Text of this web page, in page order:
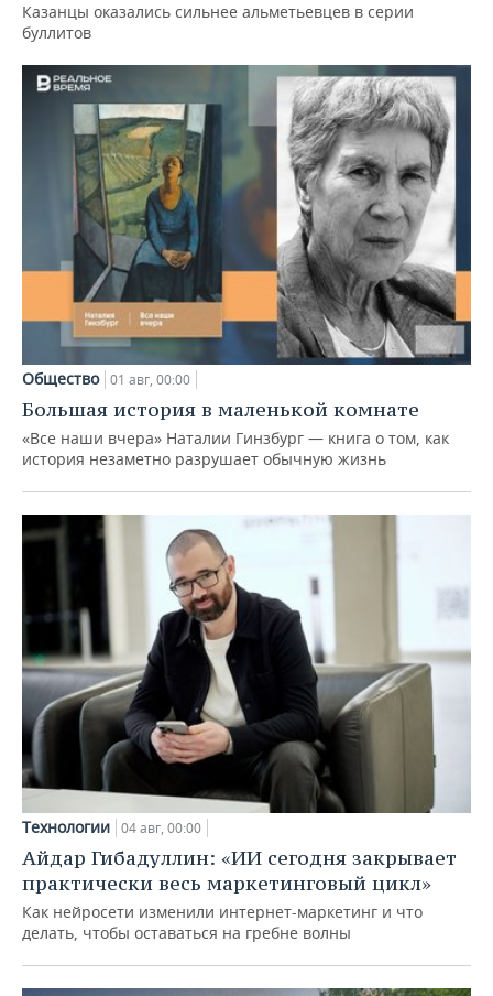
Казанцы оказались сильнее альметьевцев в серии
буллитов
Общество 01 авг, 00:00
Большая история в маленькой комнате
«Все наши вчера» Наталии Гинзбург — книга о том, как
история незаметно разрушает обычную жизнь
Технологии 04 авг, 00:00
Айдар Гибадуллин: «ИИ сегодня закрывает
практически весь маркетинговый цикл»
Как нейросети изменили интернет-маркетинг и что
делать, чтобы оставаться на гребне волны